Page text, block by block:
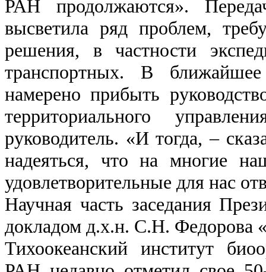
РАН продолжаются».
высветила ряд проблем,
решения, в частности
транспортных. В
намерено прибыть
территориального
руководитель. «И тогда, –
надеяться, что на многие
удовлетворительные для нас
Научная часть заседания
докладом д.х.н. С.Н. Федорова
Тихоокеанский институт